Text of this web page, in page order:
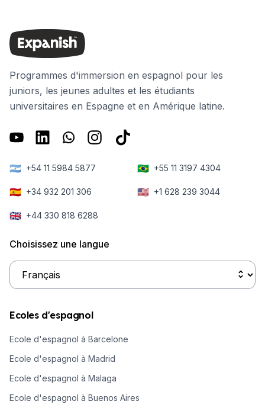
Programmes d'immersion en espagnol pour les
juniors, les jeunes adultes et les étudiants
universitaires en Espagne et en Amérique latine.
🇦🇷 +54 11 5984 5877 🇧🇷 +55 11 3197 4304
🇪🇸 +34 932 201 306 🇺🇸 +1 628 239 3044
🇬🇧 +44 330 818 6288
Choisissez une langue
Ecoles d'espagnol
Ecole d'espagnol à Barcelone
Ecole d'espagnol à Madrid
Ecole d'espagnol à Malaga
Ecole d'espagnol à Buenos Aires